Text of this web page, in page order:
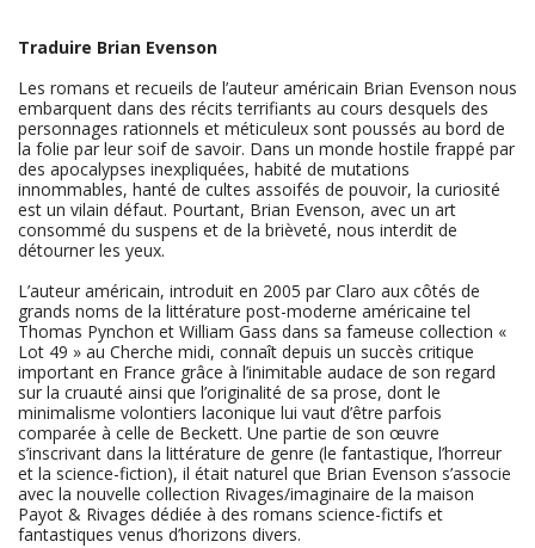
Traduire Brian Evenson
Les romans et recueils de l’auteur américain Brian Evenson nous
embarquent dans des récits terrifiants au cours desquels des
personnages rationnels et méticuleux sont poussés au bord de
la folie par leur soif de savoir. Dans un monde hostile frappé par
des apocalypses inexpliquées, habité de mutations
innommables, hanté de cultes assoifés de pouvoir, la curiosité
est un vilain défaut. Pourtant, Brian Evenson, avec un art
consommé du suspens et de la brièveté, nous interdit de
détourner les yeux.
L’auteur américain, introduit en 2005 par Claro aux côtés de
grands noms de la littérature post-moderne américaine tel
Thomas Pynchon et William Gass dans sa fameuse collection «
Lot 49 » au Cherche midi, connaît depuis un succès critique
important en France grâce à l’inimitable audace de son regard
sur la cruauté ainsi que l’originalité de sa prose, dont le
minimalisme volontiers laconique lui vaut d’être parfois
comparée à celle de Beckett. Une partie de son œuvre
s’inscrivant dans la littérature de genre (le fantastique, l’horreur
et la science-fiction), il était naturel que Brian Evenson s’associe
avec la nouvelle collection Rivages/imaginaire de la maison
Payot & Rivages dédiée à des romans science-fictifs et
fantastiques venus d’horizons divers.